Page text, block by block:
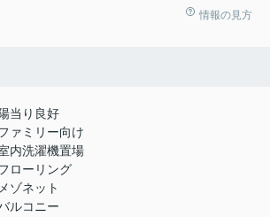
情報の見方
当り良好
ァミリー向け
内洗濯機置場
ローリング
メゾネット
ルコニー